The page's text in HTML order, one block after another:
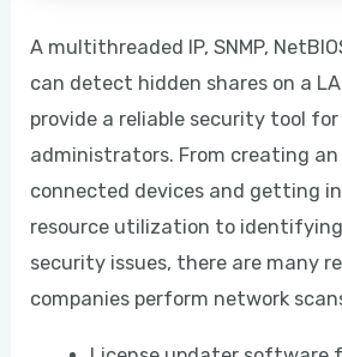
A multithreaded IP, SNMP,
can detect hidden shares on a
provide a reliable security tool
administrators. From creating an
connected devices and getting
resource utilization to
security issues, there are many
companies perform network